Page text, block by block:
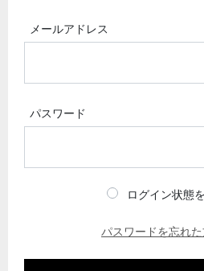
メールアドレス
パスワード
ログイン状態
パスワードを忘れ